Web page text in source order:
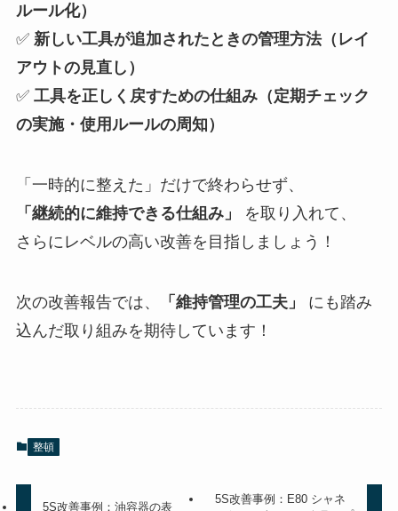
ルール化）
✅ 新しい工具が追加されたときの管理方法（レイ
アウトの見直し）
✅ 工具を正しく戻すための仕組み（定期チェック
の実施・使用ルールの周知）
「一時的に整えた」だけで終わらせず、
「継続的に維持できる仕組み」
を取り入れて、
さらにレベルの高い改善を目指しましょう！
次の改善報告では、 「維持管理の工夫」
にも踏み
込んだ取り組みを期待しています！
整頓
5S改善事例：油容器の表
5S改善事例：E80 シャネ